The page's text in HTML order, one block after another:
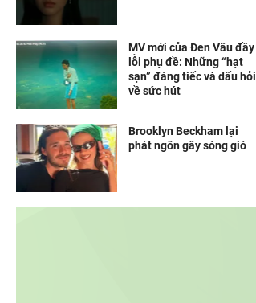
MV mới của Đen Vâu đầy
lỗi phụ đề: Những “hạt
sạn” đáng tiếc và dấu hỏi
về sức hút
Brooklyn Beckham lại
phát ngôn gây sóng gió